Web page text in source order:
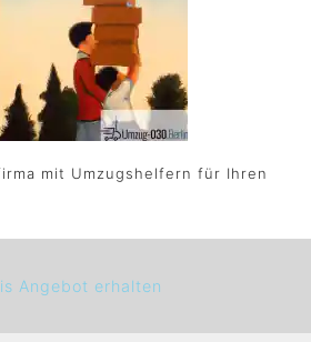
mit Umzugshelfern für Ihren
Angebot erhalten